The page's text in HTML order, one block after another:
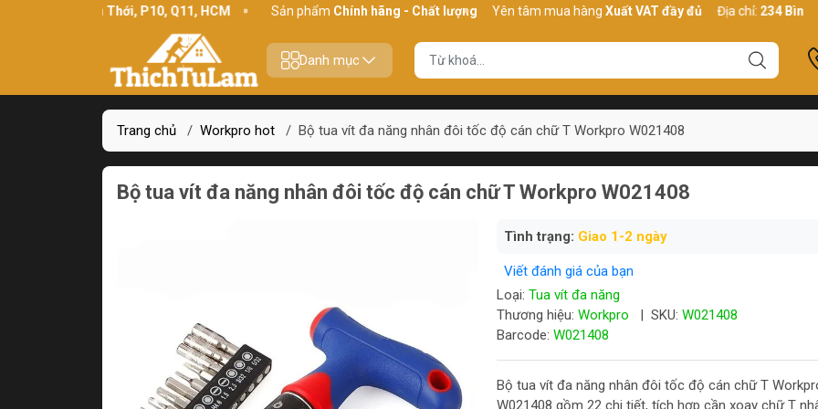
234 Bình Thới, P10, Q11, HCM Sản phẩmChính hãng - Chất lượng Yên tâm mua hàngXuất VAT đầy đủ Địa chỉ: 234 Bình Thới,
Danh mục
Trang chủ / Workpro hot / Bộ tua vít đa năng nhân đôi tốc độ cán chữ T Workpro W021408
Bộ tua vít đa năng nhân đôi tốc độ cán chữ T Workpro W021408
Tình trạng: Giao 1-2 ngày
Viết đánh giá của bạn
Loại: Tua vít đa năng
Thương hiệu: Workpro | SKU: W021408
Barcode: W021408
Bộ tua vít đa năng nhân đôi tốc độ cán chữ T
W021408 gồm 22 chi tiết, tích hợp cần xoay chữ T